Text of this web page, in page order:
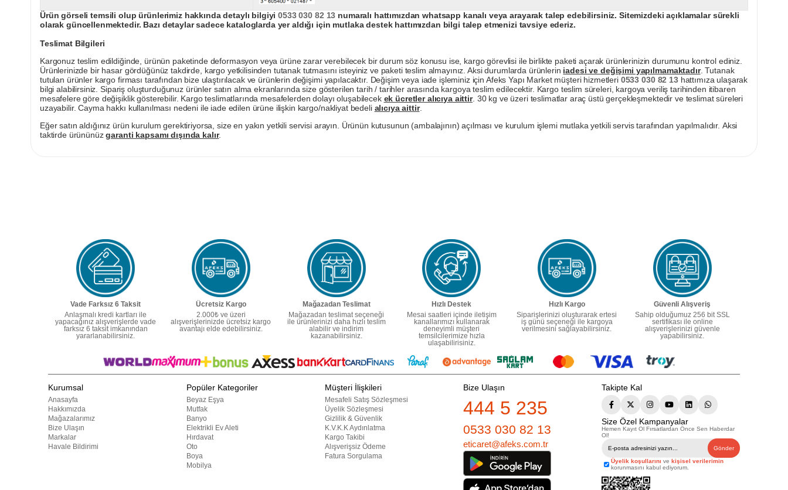
Ürün görseli temsili olup ürünlerimiz hakkında detaylı bilgiyi0533 030 82 13 numaralı hattımızdan whatsapp kanalı veya arayarak talep edebilirsiniz. Sitemizdeki açıklamalar sürekli
olarak güncellenmektedir. Bazı detaylar sadece kataloglarda yer aldığı için mutlaka destek hattımızdan bilgi talep etmenizi tavsiye ederiz.
Teslimat Bilgileri
Kargonuz teslim edildiğinde, ürünün paketinde deformasyon veya ürüne zarar verebilecek bir durum söz konusu ise, kargo görevlisi ile birlikte paketi açarak ürünlerinizin durumunu kontrol ediniz.
Ürünlerinizde bir hasar gördüğünüz takdirde, kargo yetkilisinden tutanak tutmasını isteyiniz ve paketi teslim almayınız. Aksi durumlarda ürünlerin iadesi ve değişimi yapılmamaktadır. Tutanak
tutulan ürünler kargo firması tarafından bize ulaştırılacak ve ürünlerin değişimi yapılacaktır. Değişim veya iade işleminiz için Afeks Yapı Market müşteri hizmetleri 0533 030 82 13hattımıza ulaşarak
bilgi alabilirsiniz. Sipariş oluşturduğunuz ürünler satın alma ekranlarında size gösterilen tarih / tarihler arasında kargoya teslim edilecektir. Kargo teslim süreleri, kargoya veriliş tarihinden itibaren
mesafelere göre değişiklik gösterebilir. Kargo teslimatlarında mesafelerden dolayı oluşabilecek ek ücretler alıcıya aittir. 30 kg ve üzeri teslimatlar araç üstü gerçekleşmektedir ve teslimat süreleri
uzayabilir. Cayma hakkı kullanılması nedeni ile iade edilen ürüne ilişkin kargo/nakliyat bedeli alıcıya aittir.
Eğer satın aldığınız ürün kurulum gerektiriyorsa, size en yakın yetkili servisi arayın. Ürünün kutusunun (ambalajının) açılması ve kurulum işlemi mutlaka yetkili servis tarafından yapılmalıdır. Aksi
taktirde ürününüzgaranti kapsamı dışında kalır.
Vade Farksız 6 Taksit
Anlaşmalı kredi kartları ile
yapacağınız alışverişlerde vade
farksız 6 taksit imkanından
yararlanabilirsiniz.
Ücretsiz Kargo
2.000₺ ve üzeri
alışverişlerinizde ücretsiz kargo
avantajı elde edebilirsiniz.
Mağazadan Teslimat
Mağazadan teslimat seçeneği
ile ürünlerinizi daha hızlı teslim
alabilir ve indirim
kazanabilirsiniz.
Hızlı Destek
Mesai saatleri içinde iletişim
kanallarımızı kullanarak
deneyimli müşteri
temsilcilerimize hızla
ulaşabilirisiniz.
Hızlı Kargo
Siparişlerinizi oluşturarak ertesi
iş günü seçeneği ile kargoya
verilmesini sağlayabilirsiniz.
Güvenli Alışveriş
Sahip olduğumuz 256 bit SSL
sertifikası ile online
alışverişlerinizi güvenle
yapabilirsiniz.
Kurumsal
Anasayfa
Hakkımızda
Mağazalarımız
Bize Ulaşın
Markalar
Havale Bildirimi
Popüler Kategoriler
Beyaz Eşya
Mutfak
Banyo
Elektrikli Ev Aleti
Hırdavat
Oto
Boya
Mobilya
Müşteri İlişkileri
Mesafeli Satış Sözleşmesi
Üyelik Sözleşmesi
Gizlilik & Güvenlik
K.V.K.K Aydınlatma
Kargo Takibi
Alışverişsiz Ödeme
Fatura Sorgulama
Bize Ulaşın
444 5 235
0533 030 82 13
eticaret@afeks.com.tr
Takipte Kal
Size Özel Kampanyalar
Hemen Kayıt Ol Fırsatlardan Önce Sen Haberdar
Ol!
Gönder
Üyelik koşullarını ve kişisel verilerimin
korunmasını kabul ediyorum.